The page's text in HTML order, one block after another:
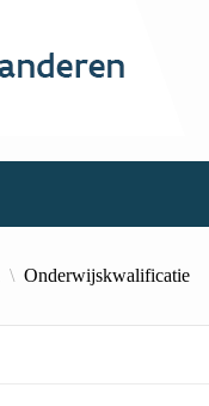
Onderwijskwalificatie